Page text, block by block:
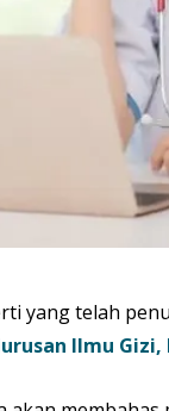
yang telah
Ilmu Gizi,